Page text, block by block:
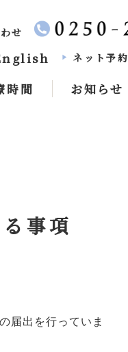
わせ
play_arrow ネット予約
時間 お知らせ
事項
届出を行っていま